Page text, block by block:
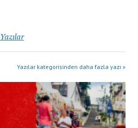
Yazılar
Yazılar kategorisinden daha fazla yazı »